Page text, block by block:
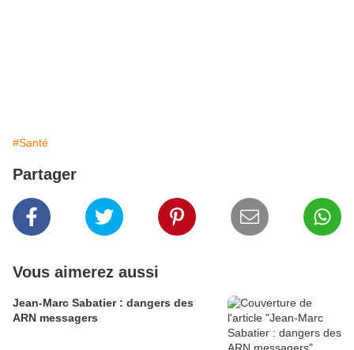
#Santé
Partager
Vous aimerez aussi
Jean-Marc Sabatier : dangers des
ARN messagers